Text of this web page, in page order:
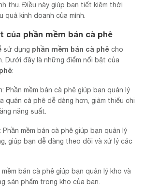
thu. Điều này giúp bạn tiết kiệm thời
quả kinh doanh của mình.
của phần mềm bán cà phê
sử dụng phần mềm bán cà phê cho
Dưới đây là những điểm nổi bật của
:
Phần mềm bán cà phê giúp bạn quản lý
quán cà phê dễ dàng hơn, giảm thiểu chi
năng suất.
Phần mềm bán cà phê giúp bạn quản lý
giúp bạn dễ dàng theo dõi và xử lý các
mềm bán cà phê giúp bạn quản lý kho và
sản phẩm trong kho của bạn.